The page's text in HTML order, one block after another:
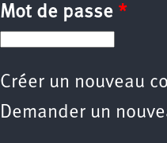
Mot de passe *
Créer un nouveau
Demander un